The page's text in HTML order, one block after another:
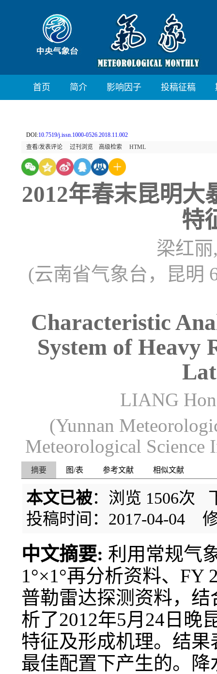
首页 简介 影响因子 投稿征稿
DOI:10.7519/j.issn.1000-0526.2018.11.002
查看/发表评论
过刊浏览 高级检索 HTML
2012年春末昆明大
特
梁红
(云南省气象台，昆明
Characteristic
System of Heavy
LIANG
(Yunnan
Meteorological Science
摘要 图/表 参考文献 相似文献
本文已被：浏览 1506次
投稿时间：2017-04-04
中文摘要: 利用常规气
1°×1°再分析资料、FY
普勒雷达探测资料，
析了2012年5月24日晚
特征及形成机理。结
最佳配置下产生的。